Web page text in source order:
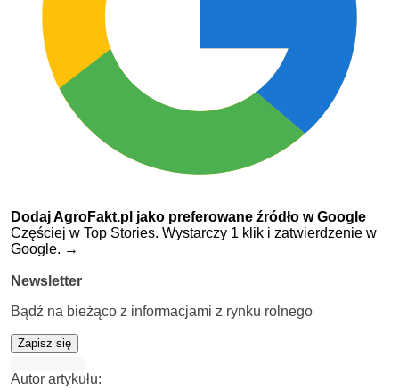
Dodaj AgroFakt.pl jako preferowane źródło w Google
Częściej w Top Stories. Wystarczy 1 klik i zatwierdzenie w
Google. →
Newsletter
Bądź na bieżąco z informacjami z rynku rolnego
Zapisz się
Autor artykułu: